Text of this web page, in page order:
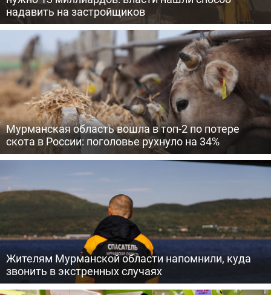
надавить на застройщиков
Мурманская область вошла в топ-2 по потере
скота в России: поголовье рухнуло на 34%
Жителям Мурманской области напомнили, куда
звонить в экстренных случаях